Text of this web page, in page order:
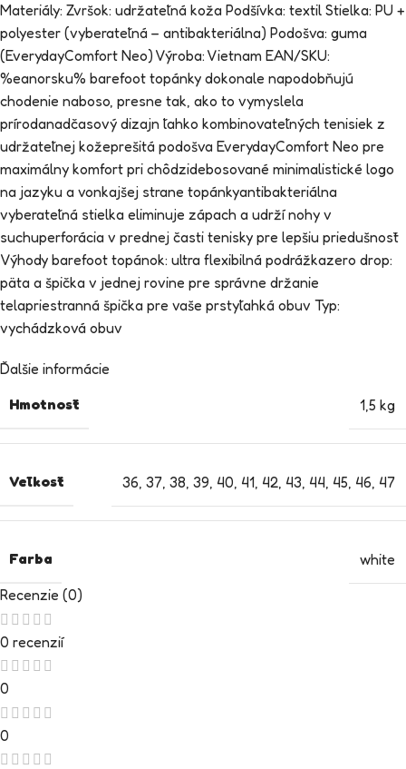
Materiály: Zvršok: udržateľná koža Podšívka: textil Stielka: PU +
polyester (vyberateľná – antibakteriálna) Podošva: guma
(EverydayComfort Neo) Výroba: Vietnam EAN/SKU:
%eanorsku% barefoot topánky dokonale napodobňujú
chodenie naboso, presne tak, ako to vymyslela
prírodanadčasový dizajn ľahko kombinovateľných tenisiek z
udržateľnej kožeprešitá podošva EverydayComfort Neo pre
maximálny komfort pri chôdzidebosované minimalistické logo
na jazyku a vonkajšej strane topánkyantibakteriálna
vyberateľná stielka eliminuje zápach a udrží nohy v
suchuperforácia v prednej časti tenisky pre lepšiu priedušnosť
Výhody barefoot topánok: ultra flexibilná podrážkazero drop:
päta a špička v jednej rovine pre správne držanie
telapriestranná špička pre vaše prstyľahká obuv Typ:
vychádzková obuv
Ďalšie informácie
Hmotnosť
1,5 kg
Veľkosť 36 37 38 39 40 41 42 43 44 45 46 47
Farba
white
Recenzie (0)
0 recenzií
0
0